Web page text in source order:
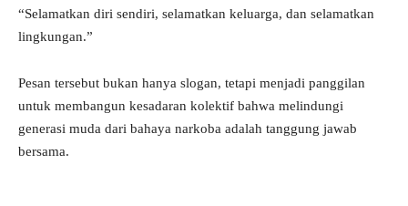
“Selamatkan diri sendiri, selamatkan keluarga, dan selamatkan
lingkungan.”
Pesan tersebut bukan hanya slogan, tetapi menjadi panggilan
untuk membangun kesadaran kolektif bahwa melindungi
generasi muda dari bahaya narkoba adalah tanggung jawab
bersama.